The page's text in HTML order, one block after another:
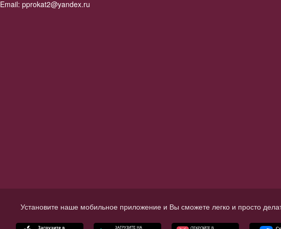
Email: pprokat2@yandex.ru
Установите наше мобильное приложение и Вы сможете легко и просто